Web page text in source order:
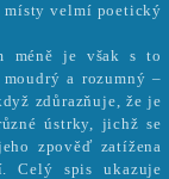
místy velmí poetický
méně je však s to
a rozumný –
zdůrazňuje, že je
ústrky, jichž se
zpověď zatížena
Celý spis ukazuje